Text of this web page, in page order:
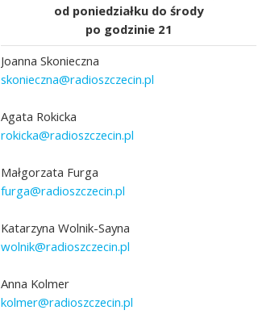
od poniedziałku do środy
po godzinie 21
Joanna Skonieczna
skonieczna@radioszczecin.pl
Agata Rokicka
rokicka@radioszczecin.pl
Małgorzata Furga
furga@radioszczecin.pl
Katarzyna Wolnik-Sayna
wolnik@radioszczecin.pl
Anna Kolmer
kolmer@radioszczecin.pl